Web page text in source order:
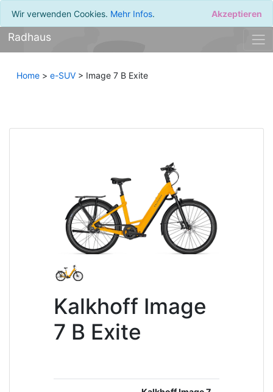
Wir verwenden Cookies. Mehr Infos. Akzeptieren
Radhaus
Home> e-SUV> Image 7 B Exite
Kalkhoff Image
7 B Exite